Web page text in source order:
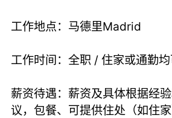
工作地点：马德里Madrid
工作时间：全职 / 住家或通勤
薪资待遇：薪资及具体根据经
议，包餐、可提供住处（如住家